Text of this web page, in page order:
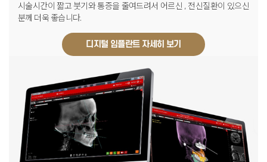
시술시간이 짧고 붓기와 통증을 줄여드려서 어르신 , 전신질환이 있으신
분께 더욱 좋습니다.
디지털 임플란트 자세히 보기